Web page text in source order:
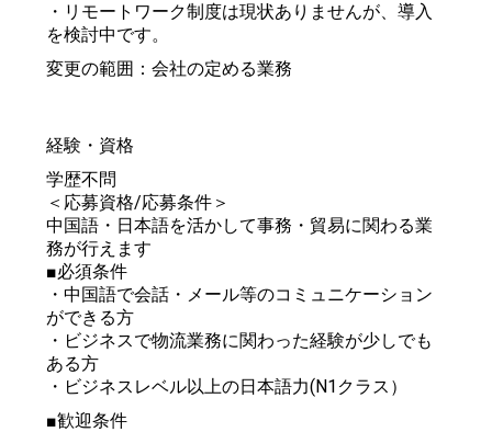
・リモートワーク制度は現状ありませんが、導入
を検討中です。
変更の範囲：会社の定める業務
経験・資格
学歴不問
＜応募資格/応募条件＞
中国語・日本語を活かして事務・貿易に関わる業
務が行えます
■必須条件
・中国語で会話・メール等のコミュニケーション
ができる方
・ビジネスで物流業務に関わった経験が少しでも
ある方
・ビジネスレベル以上の日本語力(N1クラス）
■歓迎条件